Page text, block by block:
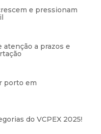
e pressionam
atenção a prazos e
porto em
do VCPEX 2025!